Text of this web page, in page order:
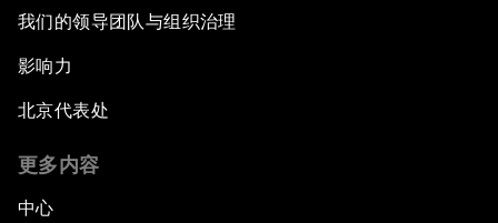
我们的领导团队与组织治理
影响力
北京代表处
更多内容
中心